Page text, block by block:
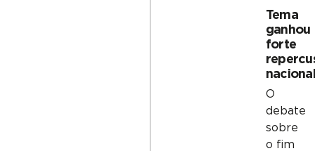
Tema
ganhou
forte
O
debate
sobre
o fim